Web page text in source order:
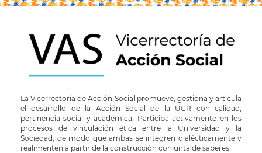
La Vicerrectoría de Acción Social promueve, gestiona y articula
el desarrollo de la Acción Social de la UCR con calidad,
pertinencia social y académica. Participa activamente en los
procesos de vinculación ética entre la Universidad y la
Sociedad, de modo que ambas se integren dialécticamente y
realimenten a partir de la construcción conjunta de saberes.